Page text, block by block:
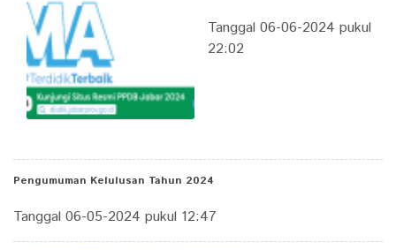
Tanggal 06-06-2024 pukul
22:02
Pengumuman Kelulusan Tahun 2024
Tanggal 06-05-2024 pukul 12:47